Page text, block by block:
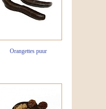
Orangettes puur